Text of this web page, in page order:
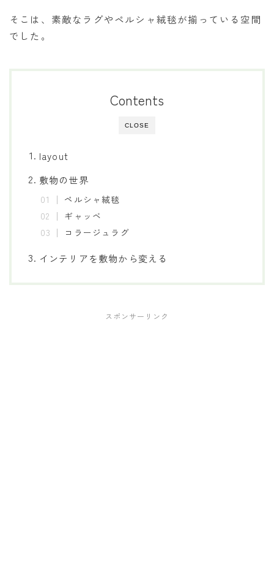
そこは、素敵なラグやペルシャ絨毯が揃っている空間
でした。
CLOSE
Contents
layout
敷物の世界
ペルシャ絨毯
ギャッベ
コラージュラグ
インテリアを敷物から変える
スポンサーリンク